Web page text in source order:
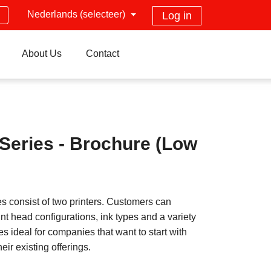
Log in
Nederlands (selecteer)
About Us Contact
- Brochure (Low
consist of two printers. Customers can
head configurations, ink types and a variety
ideal for companies that want to start with
existing offerings.